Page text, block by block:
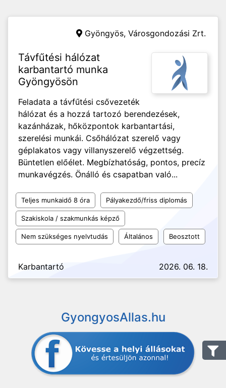
Gyöngyös, Városgondozási Zrt.
Távfűtési hálózat
karbantartó munka
Gyöngyösön
Feladata a távfűtési csővezeték
hálózat és a hozzá tartozó berendezések,
kazánházak, hőközpontok karbantartási,
szerelési munkái. Csőhálózat szerelő vagy
géplakatos vagy villanyszerelő végzettség.
Büntetlen előélet. Megbízhatóság, pontos, precíz
munkavégzés. Önálló és csapatban való...
Teljes munkaidő 8 óra Pályakezdő/friss diplomás
Szakiskola / szakmunkás képző
Nem szükséges nyelvtudás Általános Beosztott
Karbantartó 2026. 06. 18.
GyongyosAllas.hu